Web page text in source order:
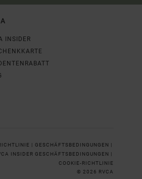
INSIDER
| GESCHÄFTSBEDINGUNGEN |
INSIDER GESCHÄFTSBEDINGUNGEN |
COOKIE-RICHTLINIE
© 2026 RVCA